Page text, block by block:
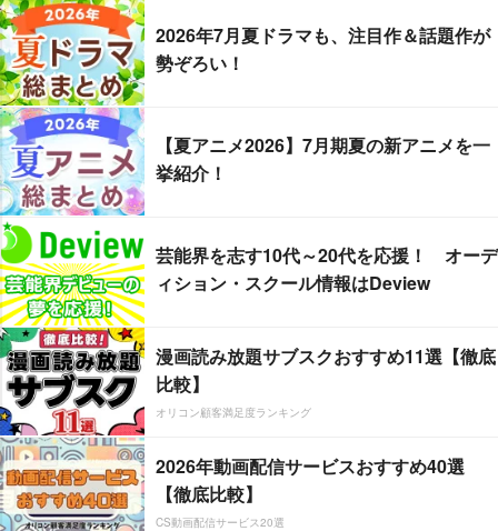
2026年7月夏ドラマも、注目作＆話題作が
勢ぞろい！
【夏アニメ2026】7月期夏の新アニメを一
挙紹介！
芸能界を志す10代～20代を応援！ オーデ
ィション・スクール情報はDeview
漫画読み放題サブスクおすすめ11選【徹底
比較】
オリコン顧客満足度ランキング
2026年動画配信サービスおすすめ40選
【徹底比較】
CS動画配信サービス20選